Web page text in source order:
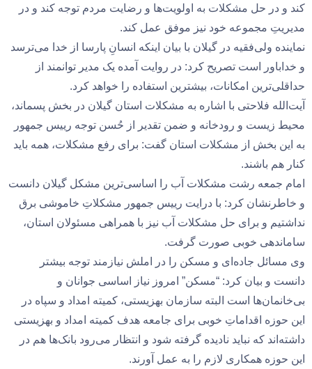
کند و در حل مشکلات به اولویت‌ها و رضایت مردم توجه کند و در
مدیریتِ مجموعه خود نیز موفق عمل کند.
نماینده ولی‌فقیه در گیلان با بیان اینکه انسانِ پارسا از خدا می‌ترسد
و خداباور است تصریح کرد: در روایت آمده یک مدیر توانمند از
حداقلی‌ترین امکانات، بیشترین استفاده‌ را خواهد کرد.
آیت‌الله فلاحتی با اشاره به مشکلات استان گیلان در بخش پسماند،
محیط زیست و رودخانه و ضمن تقدیر از حُسن توجه رییس جمهور
به این بخش از مشکلات استان گفت: برای رفع مشکلات، همه باید
کنار هم باشند.
امام جمعه رشت مشکلات آب را اساسی‌ترین مشکل گیلان دانست
و خاطرنشان کرد: با درایت رییس جمهور مشکلاتِ خاموشی برق
نداشتیم و برای حل مشکلات آب نیز با همراهی مسئولان استان،
ساماندهی خوبی صورت گرفت.
وی مسائل جاده‌ای و مسکن را در املش نیازمند توجه بیشتر
دانست و بیان کرد: “مسکن” امروز نیاز اساسی جوانان و
بی‌خانمان‌ها است البته سازمان بهزیستی، کمیته امداد و سپاه در
این حوزه اقداماتِ خوبی برای جامعه هدف کمیته امداد و بهزیستی
داشته‌اند که نباید نادیده گرفته شود و انتظار می‌رود بانک‌ها هم در
این حوزه همکاری لازم را به عمل آورند.